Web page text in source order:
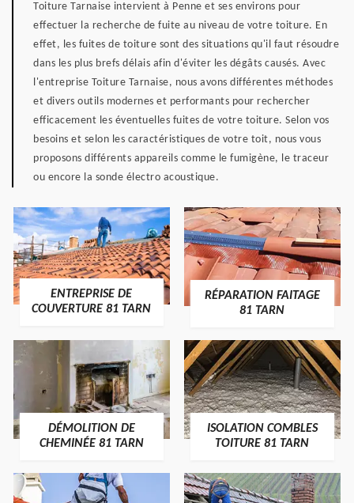
Toiture Tarnaise intervient à Penne et ses environs pour
effectuer la recherche de fuite au niveau de votre toiture. En
effet, les fuites de toiture sont des situations qu'il faut résoudre
dans les plus brefs délais afin d'éviter les dégâts causés. Avec
l'entreprise Toiture Tarnaise, nous avons différentes méthodes
et divers outils modernes et performants pour rechercher
efficacement les éventuelles fuites de votre toiture. Selon vos
besoins et selon les caractéristiques de votre toit, nous vous
proposons différents appareils comme le fumigène, le traceur
ou encore la sonde électro acoustique.
ENTREPRISE DE
COUVERTURE 81 TARN
RÉPARATION FAITAGE
81 TARN
DÉMOLITION DE
CHEMINÉE 81 TARN
ISOLATION COMBLES
TOITURE 81 TARN